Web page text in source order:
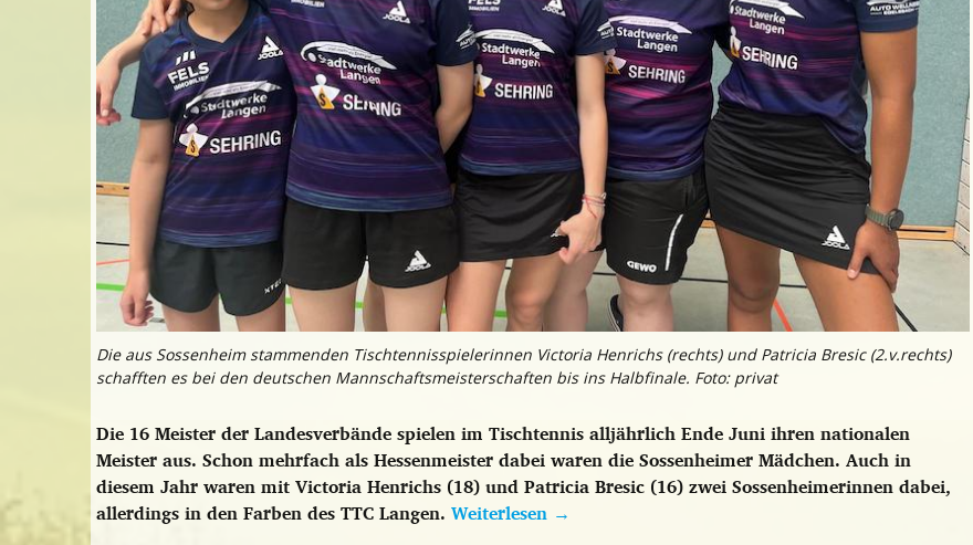
Die aus Sossenheim stammenden Tischtennisspielerinnen Victoria Henrichs (rechts) und Patricia Bresic (2.v.rechts)
schafften es bei den deutschen Mannschaftsmeisterschaften bis ins Halbfinale. Foto: privat
Die 16 Meister der Landesverbände spielen im Tischtennis alljährlich Ende Juni ihren nationalen
Meister aus. Schon mehrfach als Hessenmeister dabei waren die Sossenheimer Mädchen. Auch in
diesem Jahr waren mit Victoria Henrichs (18) und Patricia Bresic (16) zwei Sossenheimerinnen dabei,
allerdings in den Farben des TTC Langen. Weiterlesen →